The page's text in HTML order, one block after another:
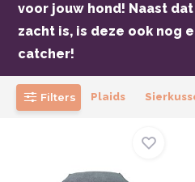
voor jouw hond! Naast
zacht is, is deze ook nog
catcher!
Filters Plaids